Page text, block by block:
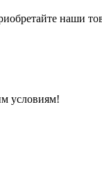
наши
условиям!